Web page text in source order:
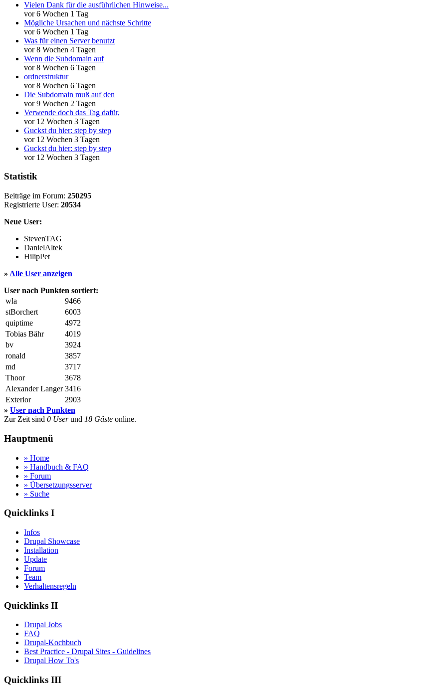
Vielen Dank für die ausführlichen Hinweise...
vor 6 Wochen 1 Tag
Mögliche Ursachen und nächste Schritte
vor 6 Wochen 1 Tag
Was für einen Server benutzt
vor 8 Wochen 4 Tagen
Wenn die Subdomain auf
vor 8 Wochen 6 Tagen
ordnerstruktur
vor 8 Wochen 6 Tagen
Die Subdomain muß auf den
vor 9 Wochen 2 Tagen
Verwende doch das Tag dafür,
vor 12 Wochen 3 Tagen
Guckst du hier: step by step
vor 12 Wochen 3 Tagen
Guckst du hier: step by step
vor 12 Wochen 3 Tagen
Statistik
Beiträge im Forum: 250295
Registrierte User: 20534
Neue User:
StevenTAG
DanielAltek
HilipPet
» Alle User anzeigen
User nach Punkten sortiert:
wla
9466
stBorchert
6003
quiptime
4972
Tobias Bähr
4019
bv
3924
ronald
3857
md
3717
Thoor
3678
Alexander Langer 3416
Exterior
2903
» User nach Punkten
Zur Zeit sind 0 Userund 18 Gäste online.
Hauptmenü
» Home
» Handbuch & FAQ
» Forum
» Übersetzungsserver
» Suche
Quicklinks I
Infos
Drupal Showcase
Installation
Update
Forum
Team
Verhaltensregeln
Quicklinks II
Drupal Jobs
FAQ
Drupal-Kochbuch
Best Practice - Drupal Sites - Guidelines
Drupal How To's
Quicklinks III